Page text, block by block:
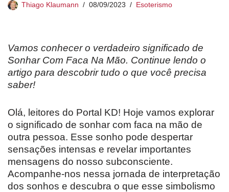
Thiago Klaumann 08/09/2023 Esoterismo
Vamos conhecer o verdadeiro significado de
Sonhar Com Faca Na Mão. Continue lendo o
artigo para descobrir tudo o que você precisa
saber!
Olá, leitores do Portal KD! Hoje vamos explorar
o significado de sonhar com faca na mão de
outra pessoa. Esse sonho pode despertar
sensações intensas e revelar importantes
mensagens do nosso subconsciente.
Acompanhe-nos nessa jornada de interpretação
dos sonhos e descubra o que esse simbolismo